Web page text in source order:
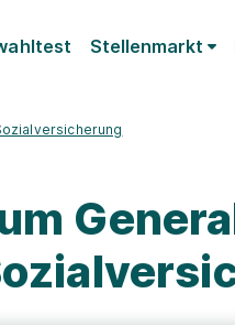
Stellenmarkt